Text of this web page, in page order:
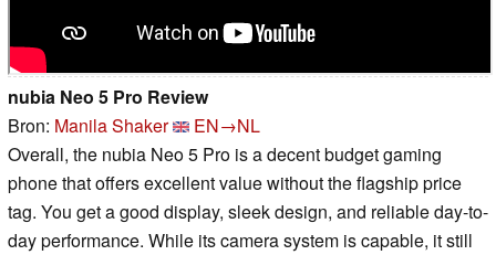
nubia Neo 5 Pro Review
Bron: Manila Shaker
EN→NL
Overall, the nubia Neo 5 Pro is a decent budget gaming
phone that offers excellent value without the flagship price
tag. You get a good display, sleek design, and reliable day-to-
day performance. While its camera system is capable, it still